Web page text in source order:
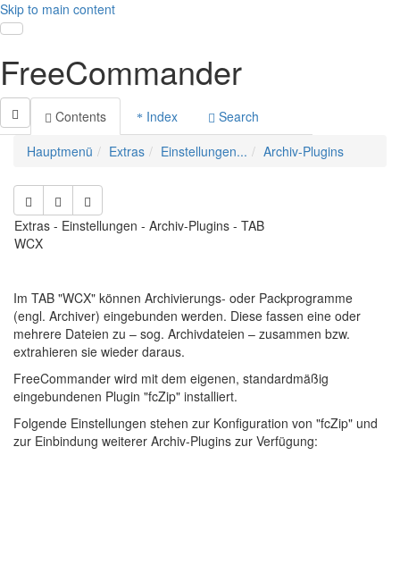
Skip to main content
Toggle navigation
FreeCommander
Contents Index
Search
Hauptmenü
Extras Einstellungen... Archiv-Plugins
Extras - Einstellungen - Archiv-Plugins - TAB
WCX
Im TAB "WCX" können Archivierungs- oder Packprogramme
(engl. Archiver) eingebunden werden. Diese fassen eine oder
mehrere Dateien zu – sog. Archivdateien – zusammen bzw.
extrahieren sie wieder daraus.
FreeCommander wird mit dem eigenen, standardmäßig
eingebundenen Plugin "fcZip" installiert.
Folgende Einstellungen stehen zur Konfiguration von "fcZip" und
zur Einbindung weiterer Archiv-Plugins zur Verfügung: